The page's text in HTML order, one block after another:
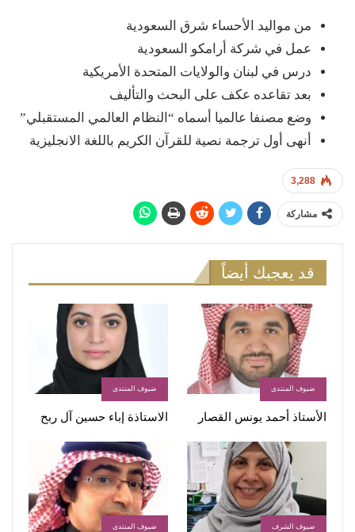
من مواليد الأحساء شرق السعودية
عمل في شركة أرامكو السعودية
درس في لبنان والولايات المتحدة الأمريكية
بعد تقاعده عكف على البحث والتأليف
وضع مصنفا عالميا أسماه “النظام العالمي المستقبلي”
أنهى أول ترجمة نصية للقرآن الكريم باللغة الانجليزية
3,288
مشاركة
قد يعجبك أيضاً
ضيوف المنتدى
الأستاذ أحمد يونس القصار
ضيوف المنتدى
الاستاذة إباء حسين آل ربح
ضيوف الشرف ضيوف المنتدى